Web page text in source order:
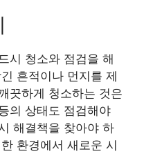
시 청소와 점검을 해
흔적이나 먼지를 제
끗하게 청소하는 것은
의 상태도 점검해야
해결책을 찾아야 하
환경에서 새로운 시